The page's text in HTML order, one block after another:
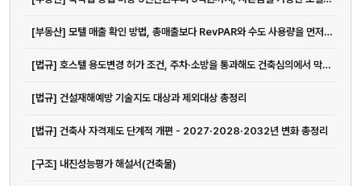
[부동산] 모텔 매출 확인 방법, 총매출보다 RevPAR와 수도 사용량을 먼저...
[법규] 호스텔 용도변경 허가 조건, 주차·소방을 통과해도 건축심의에서 막히는 이유
[법규] 건설재해예방 기술지도 대상과 제외대상 총정리
[법규] 건축사 자격제도 단계적 개편 - 2027·2028·2032년 변화 총정리
[구조] 내진성능평가 해설서(건축물)